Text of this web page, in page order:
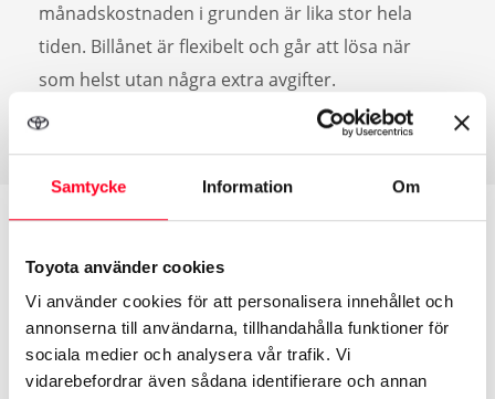
Samtycke Information Om
Toyota använder cookies
Vi använder cookies för att personalisera innehållet och
annonserna till användarna, tillhandahålla funktioner för
sociala medier och analysera vår trafik. Vi
vidarebefordrar även sådana identifierare och annan
månadskostnaden i grunden är lika stor hela
tiden. Billånet är flexibelt och går att lösa när
som helst utan några extra avgifter.
Beräkna månadskostnad
Billånet är flexibelt och går att lösa när som helst utan
några extra avgifter. Klicka på knappen här nedan för